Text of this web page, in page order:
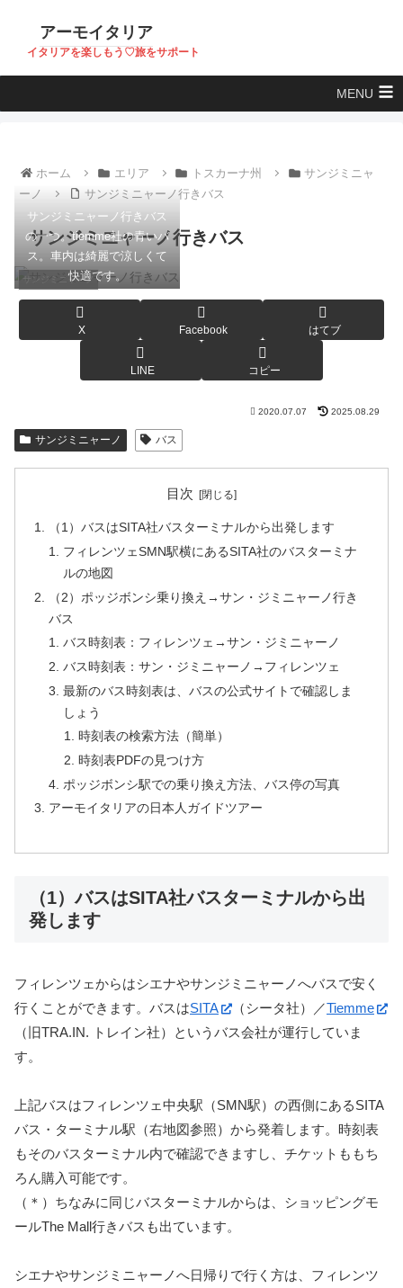
アーモイタリア
イタリアを楽しもう♡旅をサポート
MENU
ホーム エリア トスカーナ州
サンジミニャ
ーノ
サンジミニャーノ行きバス
サンジミニャーノ行きバス
サンジミニャーノ
サンジミニャーノ行きバス
の一つ。tiemme社の青いバ
ス。車内は綺麗で涼しくて
快適です。
X Facebook はてブ
LINE コピー
2020.07.07 2025.08.29
サンジミニャーノ バス
目次
（1）バスはSITA社バスターミナルから出発します
フィレンツェSMN駅横にあるSITA社のバスターミナ
ルの地図
（2）ポッジボンシ乗り換え→サン・ジミニャーノ行き
バス
バス時刻表：フィレンツェ→サン・ジミニャーノ
バス時刻表：サン・ジミニャーノ→フィレンツェ
最新のバス時刻表は、バスの公式サイトで確認しま
しょう
時刻表の検索方法（簡単）
時刻表PDFの見つけ方
ポッジボンシ駅での乗り換え方法、バス停の写真
アーモイタリアの日本人ガイドツアー
（1）バスはSITA社バスターミナルから出
発します
フィレンツェからはシエナやサンジミニャーノへバスで安く
行くことができます。バスはSITA （シータ社）／Tiemme
（旧TRA.IN. トレイン社）というバス会社が運行していま
す。
上記バスはフィレンツェ中央駅（SMN駅）の西側にあるSITA
バス・ターミナル駅（右地図参照）から発着します。時刻表
もそのバスターミナル内で確認できますし、チケットももち
ろん購入可能です。
（＊）ちなみに同じバスターミナルからは、ショッピングモ
ールThe Mall行きバスも出ています。
シエナやサンジミニャーノへ日帰りで行く方は、フィレンツ